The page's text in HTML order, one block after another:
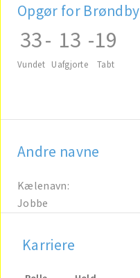
Opgør for Brøndby
33
Vundet
- 13
Uafgjorte
-19
Tabt
Andre navne
Kælenavn:
Jobbe
Karriere